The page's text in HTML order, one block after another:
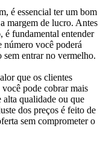
é essencial ter um bom
margem de lucro. Antes
é fundamental entender
número você poderá
entrar no vermelho.
que os clientes
pode cobrar mais
alta qualidade ou que
dos preços é feito de
sem comprometer o